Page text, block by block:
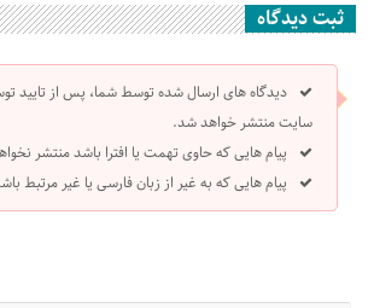
ثبت دیدگاه
دیدگاه های ارسال شده توسط شما، پس از تایید
سایت منتشر خواهد شد.
پیام هایی که حاوی تهمت یا افترا باشد منتشر
پیام هایی که به غیر از زبان فارسی یا غیر مرتبط